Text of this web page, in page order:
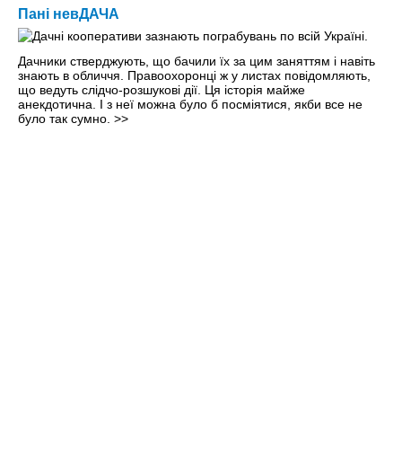
Пані невДАЧА
Дачники стверджують, що бачили їх за цим заняттям і навіть
знають в обличчя. Правоохоронці ж у листах повідомляють,
що ведуть слідчо-розшукові дії. Ця історія майже
анекдотична. І з неї можна було б посміятися, якби все не
було так сумно. >>